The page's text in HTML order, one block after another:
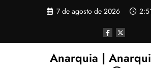
7 de agosto de 2026
Anarquia |